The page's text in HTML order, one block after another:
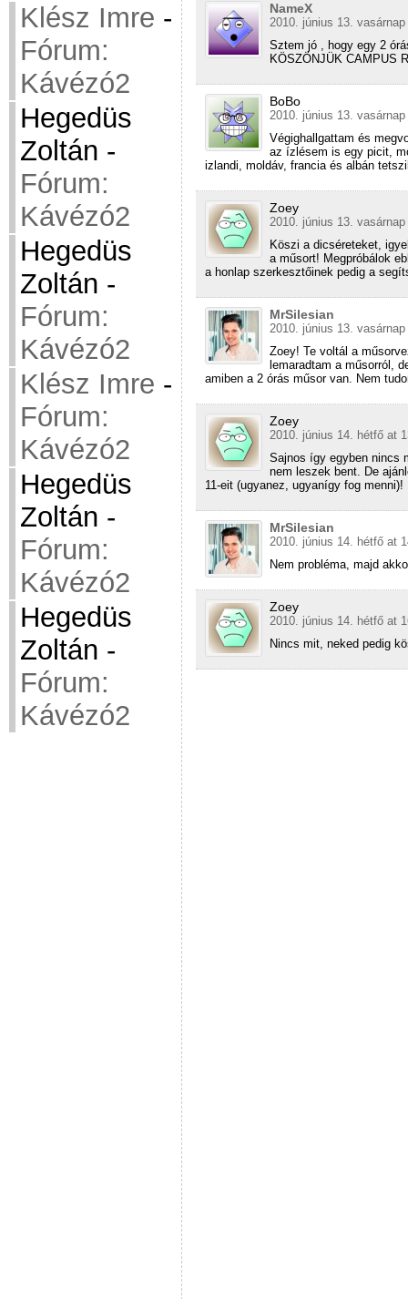
Klész Imre -
Fórum:
Kávézó2
Hegedüs
Zoltán -
Fórum:
Kávézó2
Hegedüs
Zoltán -
Fórum:
Kávézó2
Klész Imre -
Fórum:
Kávézó2
Hegedüs
Zoltán -
Fórum:
Kávézó2
Hegedüs
Zoltán -
Fórum:
Kávézó2
NameX
2010. június 13.
Sztem jó , hogy egy 2
KÖSZÖNJÜK CAMPUS
BoBo
2010. június 13.
Végighallgattam és
az ízlésem is egy picit,
izlandi, moldáv, francia és albán
Zoey
2010. június 13.
Köszi a dicséreteket,
a műsort! Megpróbálok
a honlap szerkesztőinek pedig a
MrSilesian
2010. június 13.
Zoey! Te voltál a
lemaradtam a műsorról,
amiben a 2 órás műsor van. Nem
Zoey
2010. június 14. hétfő at
Sajnos így egyben nincs
nem leszek bent. De
11-eit (ugyanez, ugyanígy fog
MrSilesian
2010. június 14. hétfő at
Nem probléma, majd
Zoey
2010. június 14. hétfő at
Nincs mit, neked pedig